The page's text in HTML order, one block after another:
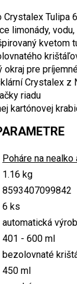
Crystalex Tulipa
limonády,
kvetom
okraj pre
Crystalex z
riadu
kartónovej
Poháre na nealko
1.16 kg
8593407099842
6 ks
automatická
401 - 600 ml
bezolovnaté
450 ml